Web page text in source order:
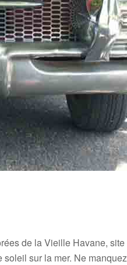
de la Vieille Havane,
sur la mer. Ne